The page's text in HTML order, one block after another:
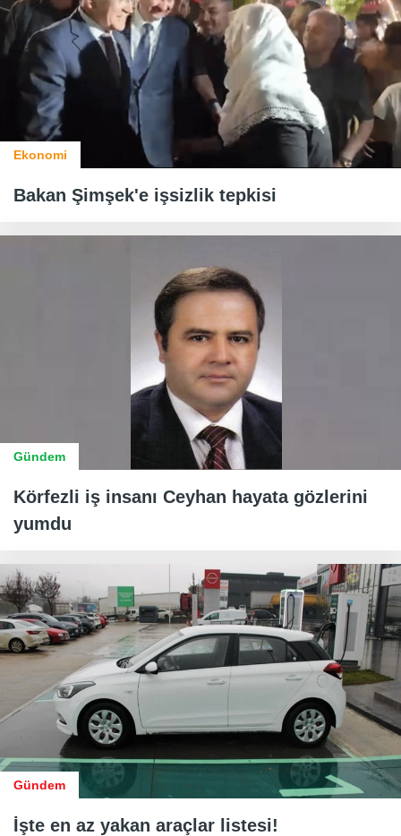
Ekonomi
Bakan Şimşek'e işsizlik tepkisi
Gündem
Körfezli iş insanı Ceyhan hayata gözlerini
yumdu
Gündem
İşte en az yakan araçlar listesi!